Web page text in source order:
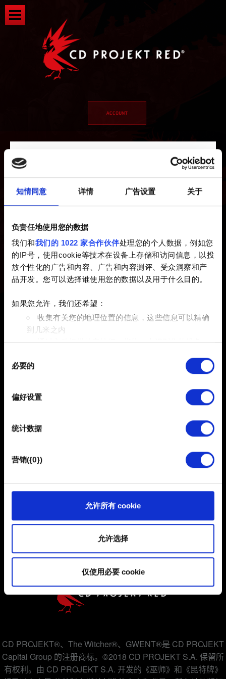
知情同意 详情 广告设置 关于
负责任地使用您的数据
我们和我们的 1022 家合作伙伴处理您的个人数据，例如您
的IP号，使用cookie等技术在设备上存储和访问信息，以投
放个性化的广告和内容、广告和内容测评、受众洞察和产
品开发。您可以选择谁使用您的数据以及用于什么目的。
如果您允许，我们还希望：
收集有关您的地理位置的信息，这些信息可以精确
到几米之内
通过主动扫描特定特征（指纹）来识别您的设备
查找有关您的个人数据如何处理的更多信息，
并设置您的首选项。您可随时从Cookie声明中更改或撤回
部分需要使用 Cookies 的是为了让网站功能可用，而另一
馈，以便网站将更好地服务于您。例如帮助我们在社交媒
也可能与我们的合作伙伴分享我们的 Cookie 片段。但是，
使用所有这些非强制性的 Cookie 都需要提前获取您的许
您可以在下面的"设置"菜单中找到有关我们使用 Cookie 的
其中的内容并准备好继续，请点击"确定"。
必要的
偏好设置
统计数据
营销({0})
允许所有 cookie
允许选择
仅使用必要 cookie
浏览分类
CD PROJEKT RED 账号
用户协议
隐私政策
COOKIE 政策
CD PROJEKT®、The Witcher®、GWENT®是 CD PROJEKT
Capital Group 的注册商标。©2018 CD PROJEKT S.A. 保留所
有权利。由 CD PROJEKT S.A. 开发的《巫师》和《昆特牌》